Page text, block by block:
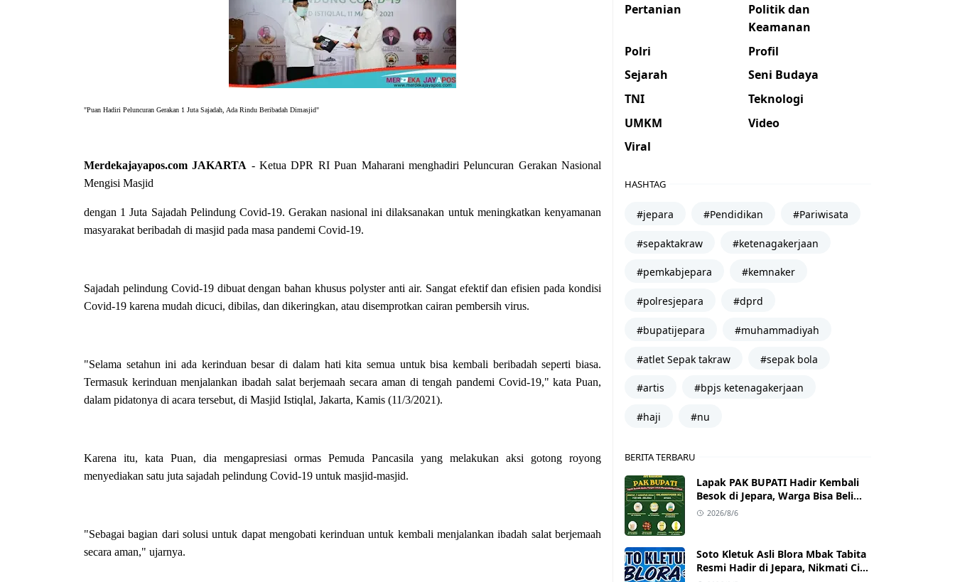
"Puan Hadiri Peluncuran Gerakan 1 Juta Sajadah, Ada Rindu Beribadah Dimasjid"
Merdekajayapos.com JAKARTA - Ketua DPR RI Puan Maharani menghadiri Peluncuran Gerakan Nasional
Mengisi Masjid
dengan 1 Juta Sajadah Pelindung Covid-19. Gerakan nasional ini dilaksanakan untuk meningkatkan kenyamanan
masyarakat beribadah di masjid pada masa pandemi Covid-19.
Sajadah pelindung Covid-19 dibuat dengan bahan khusus polyster anti air. Sangat efektif dan efisien pada kondisi
Covid-19 karena mudah dicuci, dibilas, dan dikeringkan, atau disemprotkan cairan pembersih virus.
"Selama setahun ini ada kerinduan besar di dalam hati kita semua untuk bisa kembali beribadah seperti biasa.
Termasuk kerinduan menjalankan ibadah salat berjemaah secara aman di tengah pandemi Covid-19," kata Puan,
dalam pidatonya di acara tersebut, di Masjid Istiqlal, Jakarta, Kamis (11/3/2021).
Karena itu, kata Puan, dia mengapresiasi ormas Pemuda Pancasila yang melakukan aksi gotong royong
menyediakan satu juta sajadah pelindung Covid-19 untuk masjid-masjid.
"Sebagai bagian dari solusi untuk dapat mengobati kerinduan untuk kembali menjalankan ibadah salat berjemaah
secara aman," ujarnya.
Pertanian
Politik dan
Keamanan
Polri
Profil
Sejarah
Seni Budaya
TNI
Teknologi
UMKM
Video
Viral
HASHTAG
#jepara #Pendidikan #Pariwisata
#sepaktakraw #ketenagakerjaan
#pemkabjepara #kemnaker
#polresjepara #dprd
#bupatijepara #muhammadiyah
#atlet Sepak takraw #sepak bola
#artis #bpjs ketenagakerjaan
#haji #nu
BERITA TERBARU
Lapak PAK BUPATI Hadir Kembali
Besok di Jepara, Warga Bisa Beli
Beras hingga Minyak Goreng
2026/8/6
Soto Kletuk Asli Blora Mbak Tabita
Resmi Hadir di Jepara, Nikmati Cita